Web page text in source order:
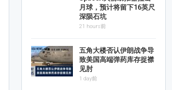
月球，预计将留下16英尺
深陨石坑
21 hours前
五角大楼否认伊朗战争导
致美国高端弹药库存捉襟
见肘
1 day前